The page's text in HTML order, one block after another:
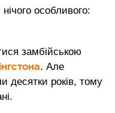
нічого особливого:
замбійською
. Але
десятки років, тому